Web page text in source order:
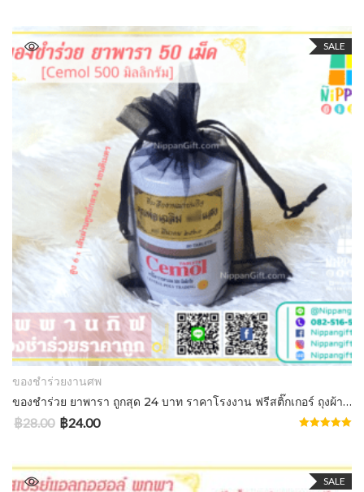
SALE
ADD TO CART
ของชำร่วยงานศพ
ของชําร่วย ยาพารา ถูกสุด 24 บาท ราคาโรงงาน ฟรีสติ๊กเกอร์ ถุงผ้าไหมแก้ว/กล่องลายไทย Cemol 50 เม็ด
฿28.00 ฿24.00
SALE